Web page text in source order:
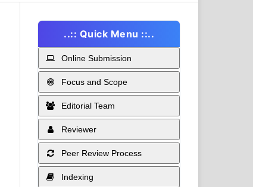
..:: Quick Menu ::..
Online Submission
Focus and Scope
Editorial Team
Reviewer
Peer Review Process
Indexing